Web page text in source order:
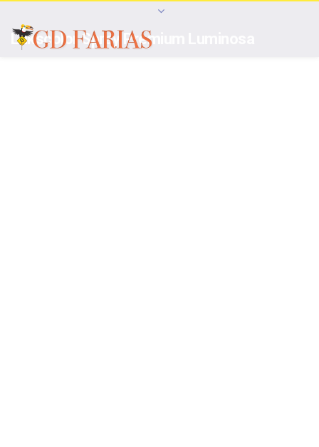
Lukscolor Spray Premium Luminosa